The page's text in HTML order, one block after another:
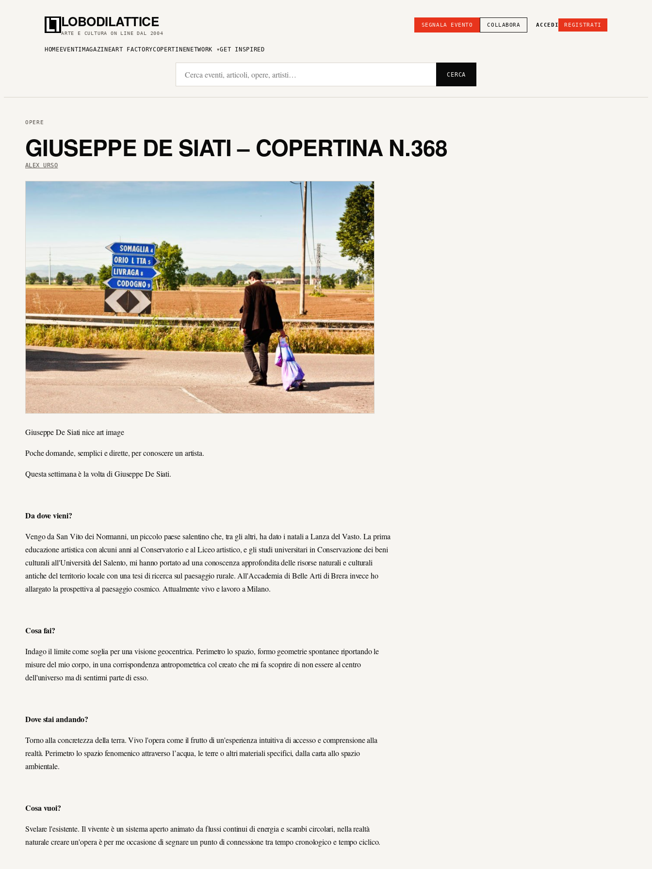
LOBODILATTICE
ARTE E CULTURA ON LINE DAL 2004
SEGNALA EVENTO COLLABORA ACCEDI REGISTRATI
HOME EVENTI MAGAZINEART FACTORYCOPERTINENETWORK GET INSPIRED
CERCA
OPERE
GIUSEPPE DE SIATI – COPERTINA N.368
ALEX URSO
Giuseppe De Siati nice art image
Poche domande, semplici e dirette, per conoscere un artista.
Questa settimana è la volta di Giuseppe De Siati.
Da dove vieni?
Vengo da San Vito dei Normanni, un piccolo paese salentino che, tra gli altri, ha dato i natali a Lanza del Vasto. La prima
educazione artistica con alcuni anni al Conservatorio e al Liceo artistico, e gli studi universitari in Conservazione dei beni
culturali all'Università del Salento, mi hanno portato ad una conoscenza approfondita delle risorse naturali e culturali
antiche del territorio locale con una tesi di ricerca sul paesaggio rurale. All'Accademia di Belle Arti di Brera invece ho
allargato la prospettiva al paesaggio cosmico. Attualmente vivo e lavoro a Milano.
Cosa fai?
Indago il limite come soglia per una visione geocentrica. Perimetro lo spazio, formo geometrie spontanee riportando le
misure del mio corpo, in una corrispondenza antropometrica col creato che mi fa scoprire di non essere al centro
dell'universo ma di sentirmi parte di esso.
Dove stai andando?
Torno alla concretezza della terra. Vivo l'opera come il frutto di un'esperienza intuitiva di accesso e comprensione alla
realtà. Perimetro lo spazio fenomenico attraverso l’acqua, le terre o altri materiali specifici, dalla carta allo spazio
ambientale.
Cosa vuoi?
Svelare l'esistente. Il vivente è un sistema aperto animato da flussi continui di energia e scambi circolari, nella realtà
naturale creare un'opera è per me occasione di segnare un punto di connessione tra tempo cronologico e tempo ciclico.